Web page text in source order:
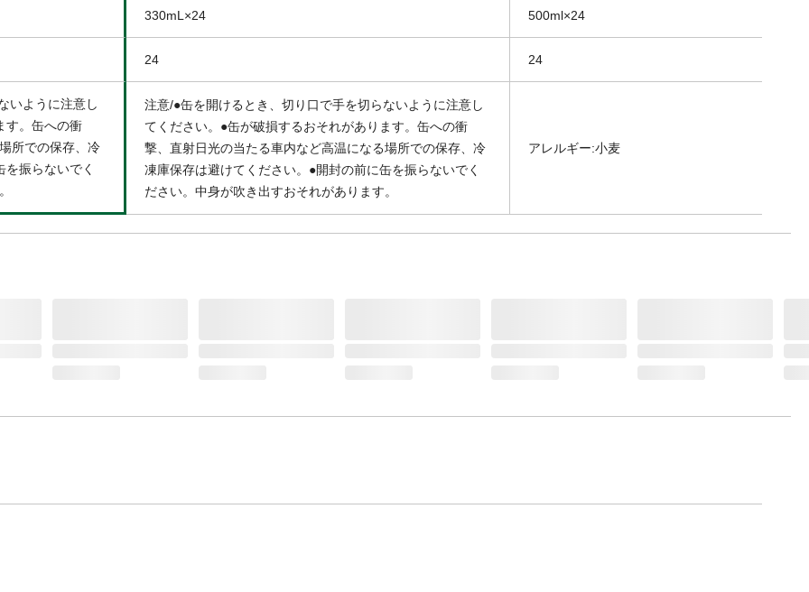
330mL×24 500ml×24
24 24
いように注意し
す。缶への衝
所での保存、冷
振らないでく
注意/●缶を開けるとき、切り口で手を切らないように注意し
てください。●缶が破損するおそれがあります。缶への衝
撃、直射日光の当たる車内など高温になる場所での保存、冷
凍庫保存は避けてください。●開封の前に缶を振らないでく
ださい。中身が吹き出すおそれがあります。
アレルギー:小麦